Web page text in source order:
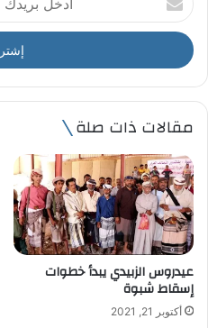
د
خ
ل
ر
د
ا
ل
إ
ل
ك
ر
و
ن
مقالات ذات صلة
عيدروس الزبيدي يبدأ خطوات
إسقاط شبوة
أكتوبر 21, 2021